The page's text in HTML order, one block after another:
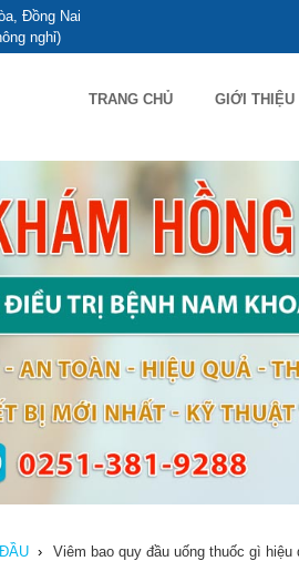
Đồng Nai
nghỉ)
TRANG CHỦ GIỚI THIỆU
› Viêm bao quy đầu uống thuốc gì hiệu